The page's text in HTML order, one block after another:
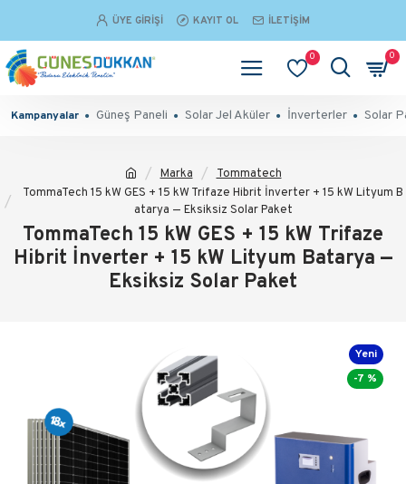
ÜYE GIRIŞI KAYIT OL İLETIŞIM
0 0
Kampanyalar Güneş Paneli Solar Jel Aküler İnverterler Solar
Marka
Tommatech
TommaTech 15 kW GES + 15 kW Trifaze Hibrit İnverter + 15 kW Lityum B
atarya — Eksiksiz Solar Paket
TommaTech 15 kW GES + 15 kW Trifaze
Hibrit İnverter + 15 kW Lityum Batarya —
Eksiksiz Solar Paket
Yeni
-7 %